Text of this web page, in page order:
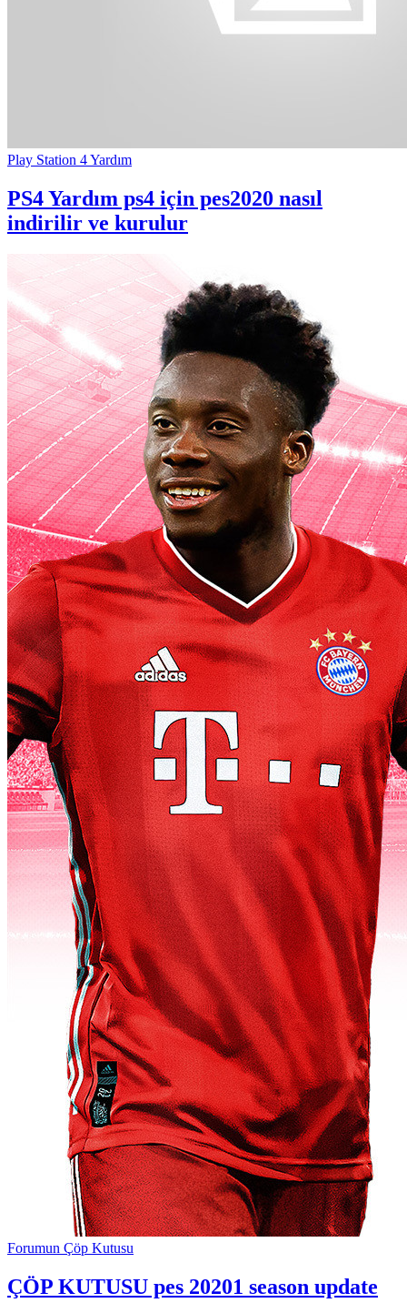
Play Station 4 Yardım
PS4 Yardım ps4 için pes2020 nasıl
indirilir ve kurulur
Forumun Çöp Kutusu
ÇÖP KUTUSU pes 20201 season update